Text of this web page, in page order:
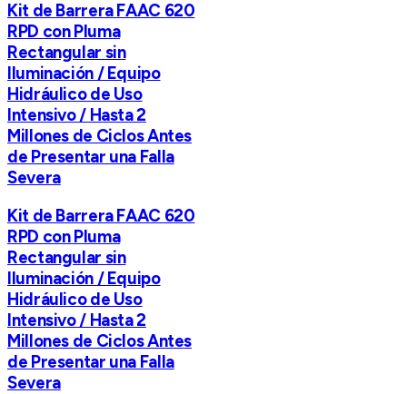
Kit de Barrera FAAC 620
RPD con Pluma
Rectangular sin
Iluminación / Equipo
Hidráulico de Uso
Intensivo / Hasta 2
Millones de Ciclos Antes
de Presentar una Falla
Severa
Kit de Barrera FAAC 620
RPD con Pluma
Rectangular sin
Iluminación / Equipo
Hidráulico de Uso
Intensivo / Hasta 2
Millones de Ciclos Antes
de Presentar una Falla
Severa